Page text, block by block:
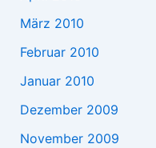
März 2010
Februar 2010
Januar 2010
Dezember 2009
November 2009